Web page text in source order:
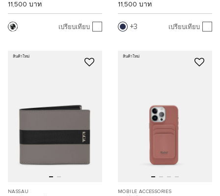
11,500 บาท
เปรียบเทียบ
11,500 บาท
3 เปรียบเทียบ
สินค้าใหม่
NASSAU
สินค้าใหม่
MOBILE ACCESSORIES